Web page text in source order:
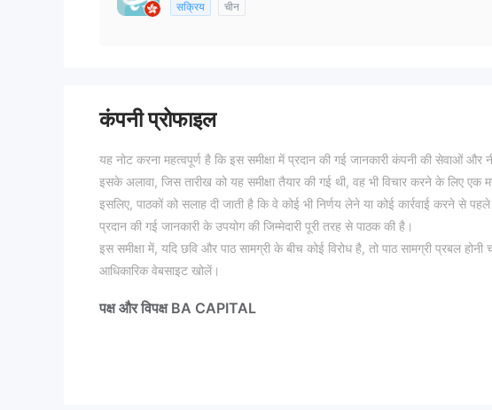
सक्रिय चीन
कंपनी प्रोफाइल
यह नोट करना महत्वपूर्ण है कि इस समीक्षा में प्रदान की गई जानकारी कंपनी की सेवाओं
इसके अलावा, जिस तारीख को यह समीक्षा तैयार की गई थी, वह भी विचार करने के लिए
इसलिए, पाठकों को सलाह दी जाती है कि वे कोई भी निर्णय लेने या कोई कार्रवाई करने से
प्रदान की गई जानकारी के उपयोग की जिम्मेदारी पूरी तरह से पाठक की है।
इस समीक्षा में, यदि छवि और पाठ सामग्री के बीच कोई विरोध है, तो पाठ सामग्री प्रबल
आधिकारिक वेबसाइट खोलें।
पक्ष और विपक्ष BA CAPITAL
विभिन्न प्रकार के खाता प्रकार: BA CAPITAL ट्रेडर की विभिन्न आवश्यकताओं और